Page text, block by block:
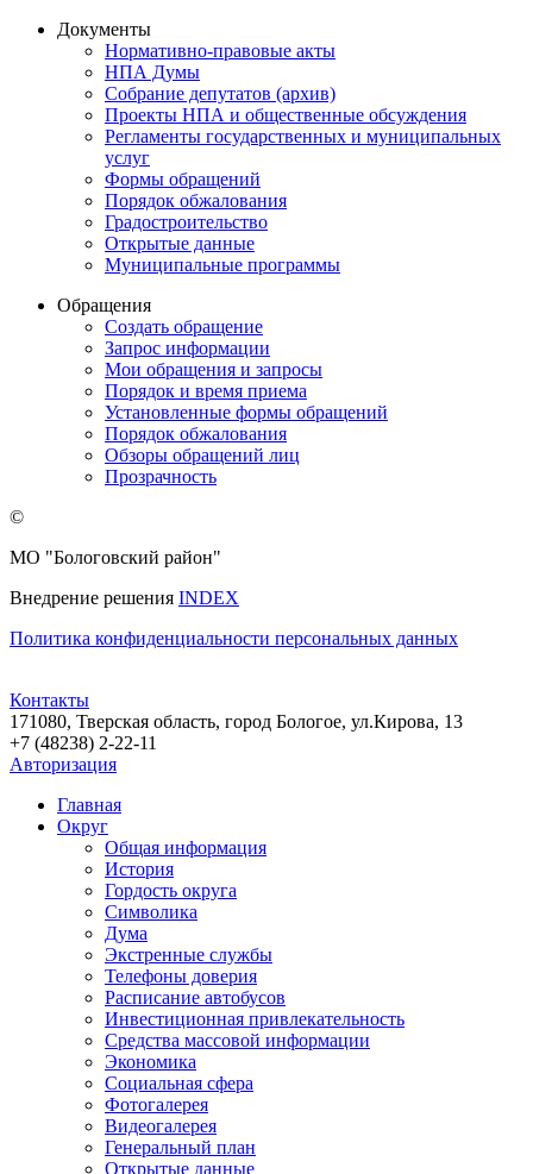
Документы
Нормативно-правовые акты
НПА Думы
Собрание депутатов (архив)
Проекты НПА и общественные обсуждения
Регламенты государственных и муниципальных
услуг
Формы обращений
Порядок обжалования
Градостроительство
Открытые данные
Муниципальные программы
Обращения
Создать обращение
Запрос информации
Мои обращения и запросы
Порядок и время приема
Установленные формы обращений
Порядок обжалования
Обзоры обращений лиц
Прозрачность
©
МО "Бологовский район"
Внедрение решения INDEX
Политика конфиденциальности персональных данных
Контакты
171080, Тверская область, город Бологое, ул.Кирова, 13
+7 (48238) 2-22-11
Авторизация
Главная
Округ
Общая информация
История
Гордость округа
Символика
Дума
Экстренные службы
Телефоны доверия
Расписание автобусов
Инвестиционная привлекательность
Средства массовой информации
Экономика
Социальная сфера
Фотогалерея
Видеогалерея
Генеральный план
Открытые данные